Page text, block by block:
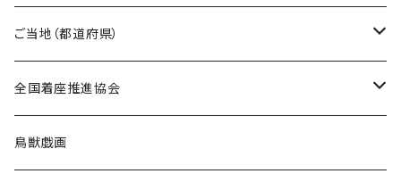
トートバッグ
国道0～99号線
国道100～199号線
Tシャツ
キャップ
ステッカー
ROUTE 0～99号線
ROUTE100～199号線
Tシャツ
ROUTE 0～99号線
キャップ
ご当地（都道府県）
北海道
青森県
全国着座推進協会
ステッカー
鳥獣戯画